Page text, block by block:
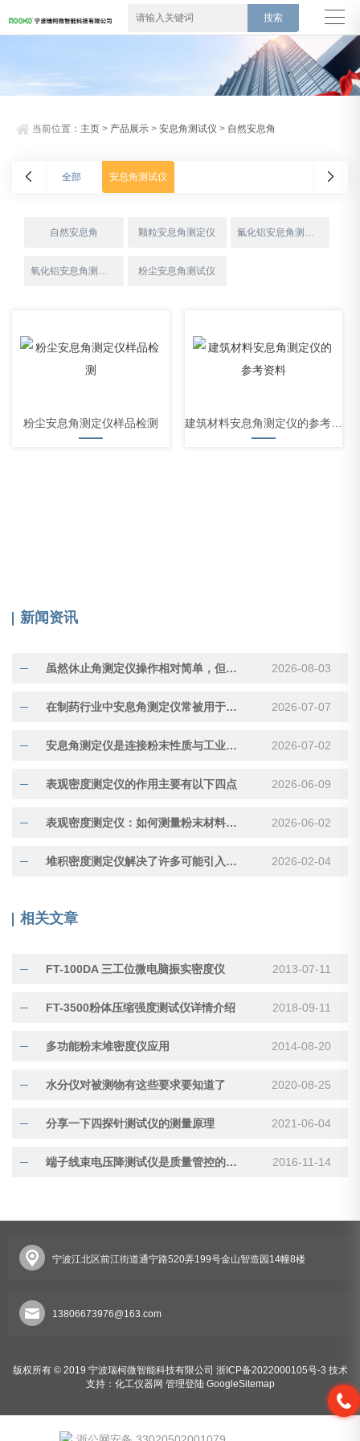
当前位置： 主页 > 产品展示 >安息角测试仪 > 自然安息角
全部 安息角测试仪
自然安息角 颗粒安息角测定仪 氟化铝安息角测试仪
氧化铝安息角测试仪 粉尘安息角测试仪
粉尘安息角测定仪样品检测
新闻资讯
虽然休止角测定仪操作相对简单，但测量结果受多种因素影响 2026-08-03
在制药行业中安息角测定仪常被用于评估压片用颗粒的流动性 2026-07-07
安息角测定仪是连接粉末性质与工业应用的重要工具 2026-07-02
表观密度测定仪的作用主要有以下四点 2026-06-09
表观密度测定仪：如何测量粉末材料的“真实体积” 2026-06-02
堆积密度测定仪解决了许多可能引入误差的因素 2026-02-04
相关文章
FT-100DA 三工位微电脑振实密度仪 2013-07-11
FT-3500粉体压缩强度测试仪详情介绍 2018-09-11
多功能粉末堆密度仪应用 2014-08-20
水分仪对被测物有这些要求要知道了 2020-08-25
分享一下四探针测试仪的测量原理 2021-06-04
端子线束电压降测试仪是质量管控的*仪器 2016-11-14
宁波江北区前江街道通宁路520弄199号金山智造园14幢8楼
13806673976@163.com
版权所有 © 2019 宁波瑞柯微智能科技有限公司 浙ICP备2022000105号-3 技术
支持： 化工仪器网 管理登陆 GoogleSitemap